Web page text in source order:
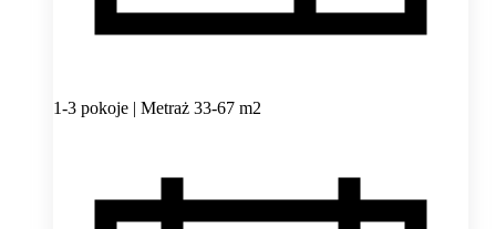
1-3 pokoje | Metraż 33-67 m2